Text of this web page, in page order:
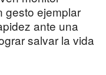
gesto ejemplar
ante una
salvar la vida